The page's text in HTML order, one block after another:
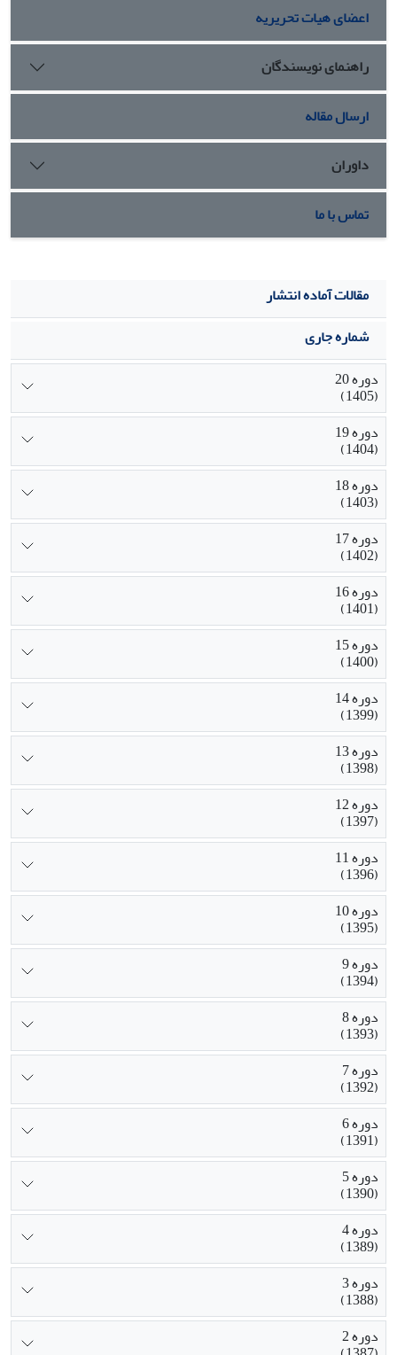
اعضای هیات تحریریه
راهنمای نویسندگان
ارسال مقاله
داوران
تماس با ما
مقالات آماده انتشار
شماره جاری
دوره 20
(1405)
دوره 19
(1404)
دوره 18
(1403)
دوره 17
(1402)
دوره 16
(1401)
دوره 15
(1400)
دوره 14
(1399)
دوره 13
(1398)
دوره 12
(1397)
دوره 11
(1396)
دوره 10
(1395)
دوره 9
(1394)
دوره 8
(1393)
دوره 7
(1392)
دوره 6
(1391)
دوره 5
(1390)
دوره 4
(1389)
دوره 3
(1388)
دوره 2